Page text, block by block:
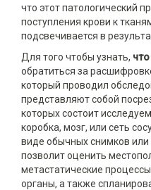
что этот патологический
поступления крови к
подсвечивается в
Для того чтобы узнать,
обратиться за
который проводил
представляют собой
которых состоит
коробка, мозг, или сеть
виде обычных снимков или
позволит оценить
метастатические
органы, а также